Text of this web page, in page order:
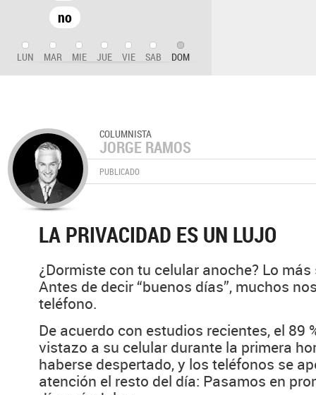
no
LUN MAR MIE JUE VIE SAB DOM
COLUMNISTA
JORGE RAMOS
PUBLICADO
LA PRIVACIDAD ES UN LUJO
¿Dormiste con tu celular anoche? Lo
Antes de decir “buenos días”, muchos
teléfono.
De acuerdo con estudios recientes, el 89
vistazo a su celular durante la primera
haberse despertado, y los teléfonos se
atención el resto del día: Pasamos en